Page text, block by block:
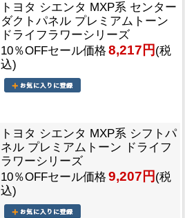
トヨタ シエンタ MXP系 センター
ダクトパネル プレミアムトーン
ドライフラワーシリーズ
10％OFFセール価格 8,217円 (税
込)
トヨタ シエンタ MXP系 シフトパ
ネル プレミアムトーン ドライフ
ラワーシリーズ
10％OFFセール価格 9,207円 (税
込)